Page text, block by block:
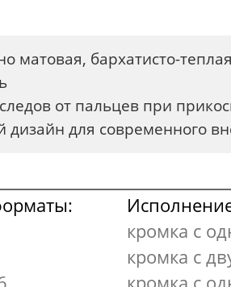
матовая, бархатисто-
от пальцев при
дизайн для современного
кромка с
кромка с
кромка с